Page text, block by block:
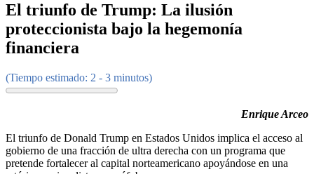
El triunfo de Trump: La ilusión
proteccionista bajo la hegemonía
financiera
(Tiempo estimado: 2 - 3 minutos)
Enrique Arceo
El triunfo de Donald Trump en Estados Unidos implica el acceso al
gobierno de una fracción de ultra derecha con un programa que
pretende fortalecer al capital norteamericano apoyándose en una